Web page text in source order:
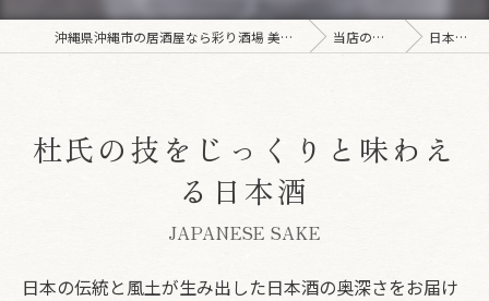
沖縄県沖縄市の居酒屋なら彩り酒場 美ら音 当店の特徴 日本酒
杜氏の技をじっくりと味わえ
る日本酒
JAPANESE SAKE
日本の伝統と風土が生み出した日本酒の奥深さをお届け